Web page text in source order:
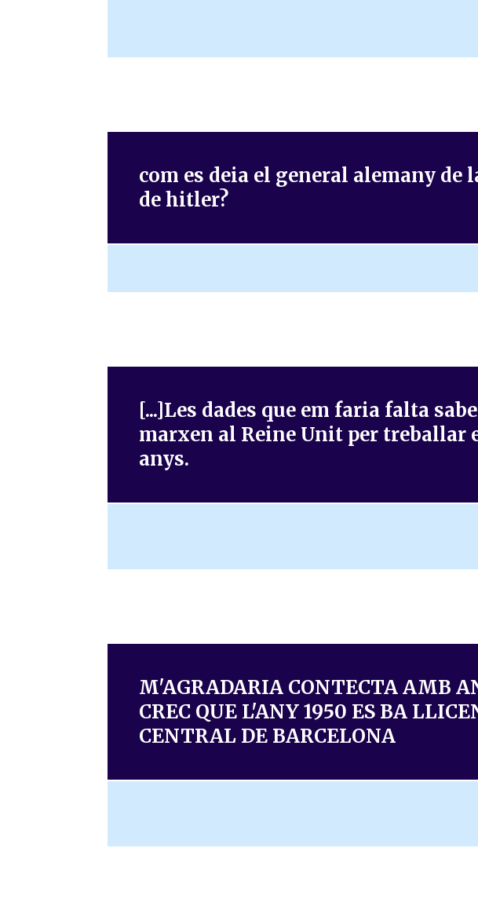
com es deia el general alemany
de hitler?
[...]Les dades que em faria falta
marxen al Reine Unit per treballar
anys.
M'AGRADARIA CONTECTA AMB
CREC QUE L'ANY 1950 ES BA
CENTRAL DE BARCELONA